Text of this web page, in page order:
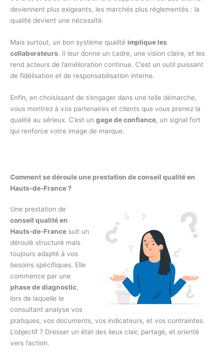
deviennent plus exigeants, les marchés plus réglementés : la
qualité devient une nécessité.
Mais surtout, un bon système qualité implique les
collaborateurs. Il leur donne un cadre, une vision claire, et les
rend acteurs de l’amélioration continue. C’est un outil puissant
de fidélisation et de responsabilisation interne.
Enfin, en choisissant de s’engager dans une telle démarche,
vous montrez à vos partenaires et clients que vous prenez la
qualité au sérieux. C’est ungage de confiance, un signal fort
qui renforce votre image de marque.
Comment se déroule une prestation de conseil qualité en
Hauts-de-France ?
Une prestation de
conseil qualité en
Hauts-de-France suit un
déroulé structuré mais
toujours adapté à vos
besoins spécifiques. Elle
commence par une
phase de diagnostic,
lors de laquelle le
consultant analyse vos
pratiques, vos documents, vos indicateurs, et vos contraintes.
L’objectif ? Dresser un état des lieux clair, partagé, et orienté
vers l’action.